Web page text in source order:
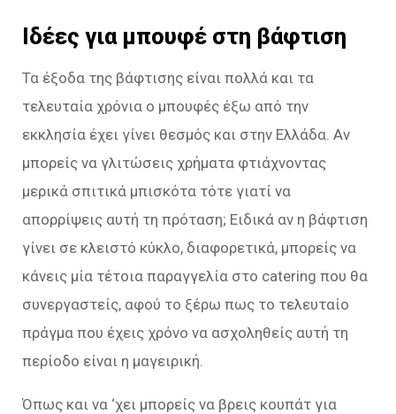
Ιδέες για μπουφέ στη βάφτιση
Τα έξοδα της βάφτισης είναι πολλά και τα
τελευταία χρόνια ο μπουφές έξω από την
εκκλησία έχει γίνει θεσμός και στην Ελλάδα. Αν
μπορείς να γλιτώσεις χρήματα φτιάχνοντας
μερικά σπιτικά μπισκότα τότε γιατί να
απορρίψεις αυτή τη πρόταση; Ειδικά αν η βάφτιση
γίνει σε κλειστό κύκλο, διαφορετικά, μπορείς να
κάνεις μία τέτοια παραγγελία στο catering που θα
συνεργαστείς, αφού το ξέρω πως το τελευταίο
πράγμα που έχεις χρόνο να ασχοληθείς αυτή τη
περίοδο είναι η μαγειρική.
Όπως και να ‘χει μπορείς να βρεις κουπάτ για